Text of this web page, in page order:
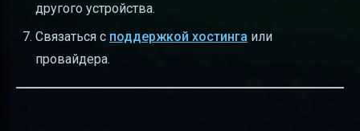
другого устройства.
Связаться с поддержкой хостинга или
провайдера.